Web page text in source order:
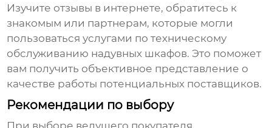
Изучите отзывы в интернете, обратитесь к
знакомым или партнерам, которые могли
пользоваться услугами по техническому
обслуживанию надувных шкафов. Это поможет
вам получить объективное представление о
качестве работы потенциальных поставщиков.
Рекомендации по выбору